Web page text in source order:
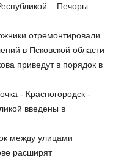
– Печоры –
отремонтировали
в Псковской области
приведут в порядок в
- Красногородск -
введены в
между улицами
расширят